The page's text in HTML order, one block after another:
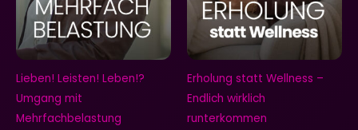
Lieben! Leisten! Leben!?
Umgang mit
Mehrfachbelastung
Erholung statt Wellness –
Endlich wirklich
runterkommen